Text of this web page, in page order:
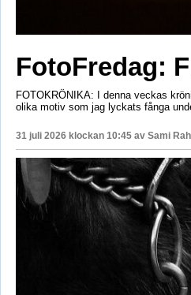
FotoFredag:
FOTOKRÖNIKA: I denna veckas
olika motiv som jag lyckats fånga
31 juli 2026 klockan 10:45 av Sami